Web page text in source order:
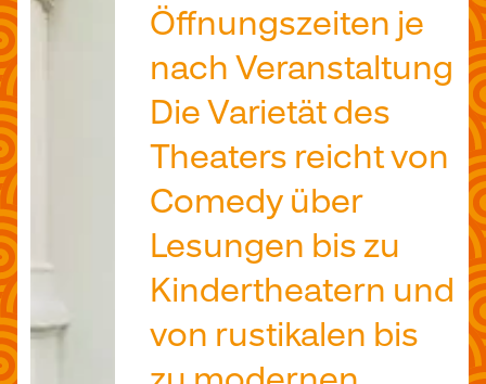
Öffnungszeiten je
nach Veranstaltung
Die Varietät des
Theaters reicht von
Comedy über
Lesungen bis zu
Kindertheatern und
von rustikalen bis